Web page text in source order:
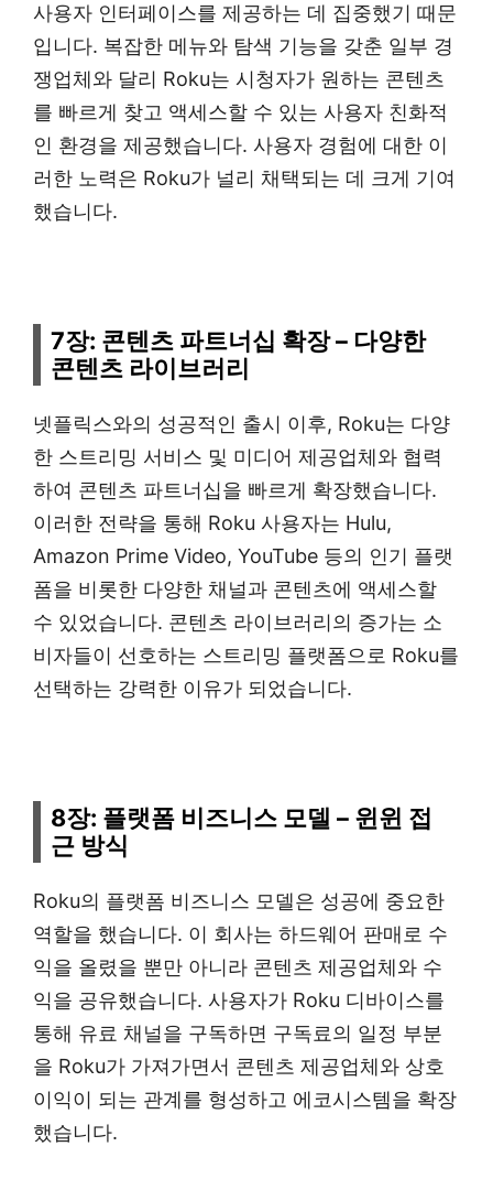
사용자 인터페이스를 제공하는 데 집중했기 때문
입니다. 복잡한 메뉴와 탐색 기능을 갖춘 일부 경
쟁업체와 달리 Roku는 시청자가 원하는 콘텐츠
를 빠르게 찾고 액세스할 수 있는 사용자 친화적
인 환경을 제공했습니다. 사용자 경험에 대한 이
러한 노력은 Roku가 널리 채택되는 데 크게 기여
했습니다.
7장: 콘텐츠 파트너십 확장 – 다양한
콘텐츠 라이브러리
넷플릭스와의 성공적인 출시 이후, Roku는 다양
한 스트리밍 서비스 및 미디어 제공업체와 협력
하여 콘텐츠 파트너십을 빠르게 확장했습니다.
이러한 전략을 통해 Roku 사용자는 Hulu,
Amazon Prime Video, YouTube 등의 인기 플랫
폼을 비롯한 다양한 채널과 콘텐츠에 액세스할
수 있었습니다. 콘텐츠 라이브러리의 증가는 소
비자들이 선호하는 스트리밍 플랫폼으로 Roku를
선택하는 강력한 이유가 되었습니다.
8장: 플랫폼 비즈니스 모델 – 윈윈 접
근 방식
Roku의 플랫폼 비즈니스 모델은 성공에 중요한
역할을 했습니다. 이 회사는 하드웨어 판매로 수
익을 올렸을 뿐만 아니라 콘텐츠 제공업체와 수
익을 공유했습니다. 사용자가 Roku 디바이스를
통해 유료 채널을 구독하면 구독료의 일정 부분
을 Roku가 가져가면서 콘텐츠 제공업체와 상호
이익이 되는 관계를 형성하고 에코시스템을 확장
했습니다.